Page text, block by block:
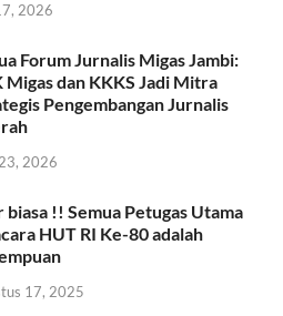
2026
Forum Jurnalis Migas Jambi:
Migas dan KKKS Jadi Mitra
Pengembangan Jurnalis
2026
biasa !! Semua Petugas Utama
HUT RI Ke-80 adalah
17, 2025